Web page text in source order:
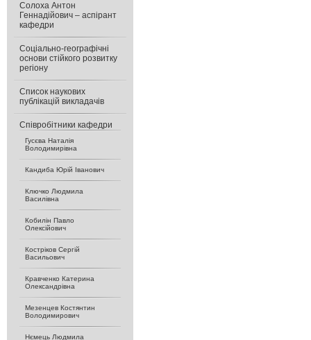
Солоха Антон
Геннадійович – аспірант
кафедри
Соціально-географічні
основи стійкого розвитку
регіону
Список наукових
публікацій викладачів
Співробітники кафедри
Гусєва Наталія
Володимирівна
Кандиба Юрій Іванович
Ключко Людмила
Василівна
Кобилін Павло
Олексійович
Костріков Сергій
Васильович
Кравченко Катерина
Олександрівна
Мезенцев Костянтин
Володимирович
Нємець Людмила